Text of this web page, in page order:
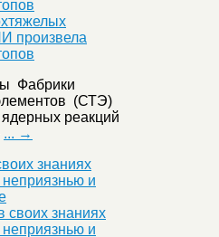
Фабрики
(СТЭ)
реакций
... →
знаниях
неприязнью и